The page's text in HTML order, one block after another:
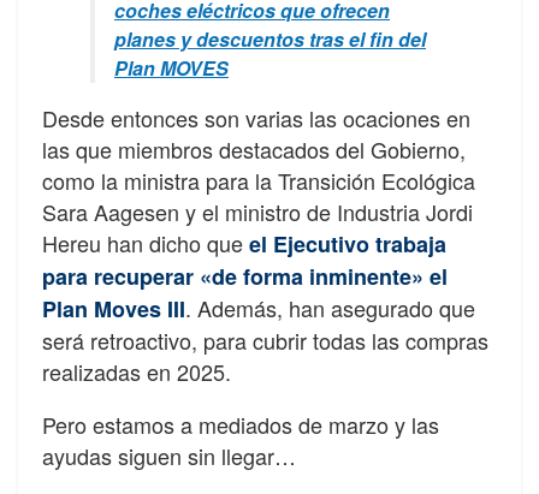
coches eléctricos que ofrecen
planes y descuentos tras el fin del
Plan MOVES
Desde entonces son varias las ocaciones en
las que miembros destacados del Gobierno,
como la ministra para la Transición Ecológica
Sara Aagesen y el ministro de Industria Jordi
Hereu han dicho queel Ejecutivo trabaja
para recuperar «de forma inminente» el
Plan Moves III. Además, han asegurado que
será retroactivo, para cubrir todas las compras
realizadas en 2025.
Pero estamos a mediados de marzo y las
ayudas siguen sin llegar…